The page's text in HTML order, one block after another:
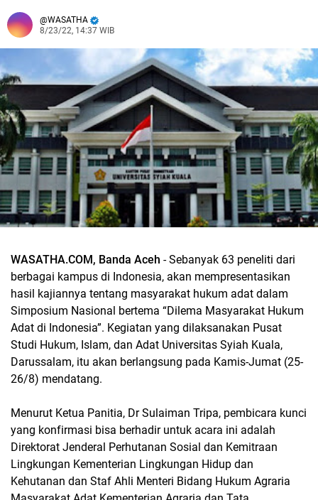
WASATHA
8/23/22, 14:37 WIB
WASATHA.COM, Banda Aceh - Sebanyak 63 peneliti dari
berbagai kampus di Indonesia, akan mempresentasikan
hasil kajiannya tentang masyarakat hukum adat dalam
Simposium Nasional bertema “Dilema Masyarakat Hukum
Adat di Indonesia”. Kegiatan yang dilaksanakan Pusat
Studi Hukum, Islam, dan Adat Universitas Syiah Kuala,
Darussalam, itu akan berlangsung pada Kamis-Jumat (25-
26/8) mendatang.
Menurut Ketua Panitia, Dr Sulaiman Tripa, pembicara kunci
yang konfirmasi bisa berhadir untuk acara ini adalah
Direktorat Jenderal Perhutanan Sosial dan Kemitraan
Lingkungan Kementerian Lingkungan Hidup dan
Kehutanan dan Staf Ahli Menteri Bidang Hukum Agraria